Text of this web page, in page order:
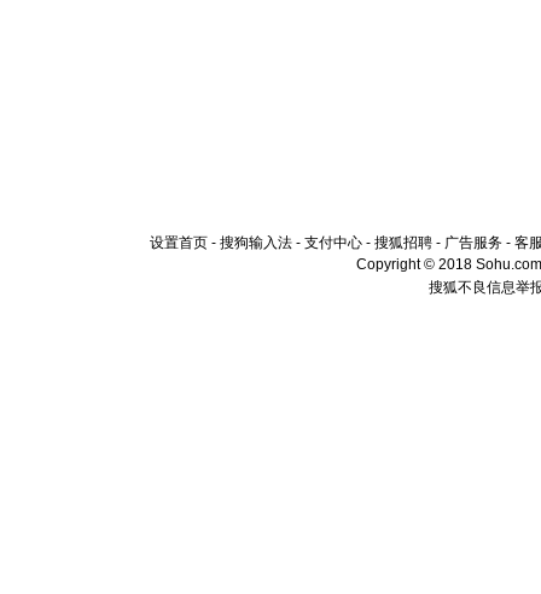
设置首页 - 搜狗输入法 - 支付中心 - 搜狐招聘 - 广告服务 - 客
Copyright © 2018
搜狐不良信息举